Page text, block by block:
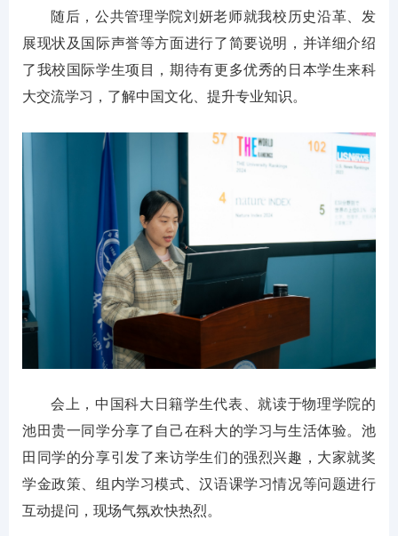
随后，公共管理学院刘妍老师就我校历史沿革、发
展现状及国际声誉等方面进行了简要说明，并详细介绍
了我校国际学生项目，期待有更多优秀的日本学生来科
大交流学习，了解中国文化、提升专业知识。
会上，中国科大日籍学生代表、就读于物理学院的
池田贵一同学分享了自己在科大的学习与生活体验。池
田同学的分享引发了来访学生们的强烈兴趣，大家就奖
学金政策、组内学习模式、汉语课学习情况等问题进行
互动提问，现场气氛欢快热烈。